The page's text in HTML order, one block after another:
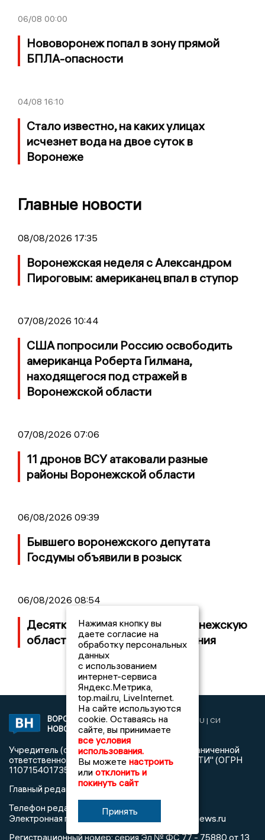
06/08 00:00
Нововоронеж попал в зону прямой
БПЛА-опасности
04/08 16:10
Стало известно, на каких улицах
исчезнет вода на двое суток в
Воронеже
Главные новости
08/08/2026 17:35
Воронежская неделя с Александром
Пироговым: американец впал в ступор
07/08/2026 10:44
США попросили Россию освободить
американца Роберта Гилмана,
находящегося под стражей в
Воронежской области
07/08/2026 07:06
11 дронов ВСУ атаковали разные
районы Воронежской области
06/08/2026 09:39
Бывшего воронежского депутата
Госдумы объявили в розыск
06/08/2026 08:54
Десятки БПЛА атаковали Воронежскую
область ночью, есть повреждения
ВОРОНЕЖСКИЕ
НОВОСТИ
2019 © VORONEZHNEWS.RU | СИ
«Воронежские новости»
Учредитель (соучредители): Общество с ограниченной
ответственностью "РЕГИОНАЛЬНЫЕ НОВОСТИ" (ОГРН
1107154017354)
Главный редактор: Пирогов А.А.
Телефон редакции: +7 (473) 262 77 92
Электронная почта редакции:info@voronezhnews.ru
Регистрационный номер: серия Эл № ФС 77 - 75880 от 13
Нажимая кнопку вы
даете согласие на
обработку персональных
данных
с использованием
интернет-сервиса
Яндекс.Метрика,
top.mail.ru, LiveInternet.
На сайте используются
cookie. Оставаясь на
сайте, вы принимаете
все условия
использования.
Вы можете настроить
или отклонить и
покинуть сайт
Принять